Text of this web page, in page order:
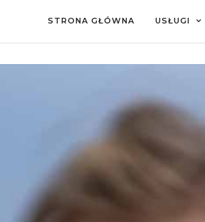
STRONA GŁÓWNA USŁUGI